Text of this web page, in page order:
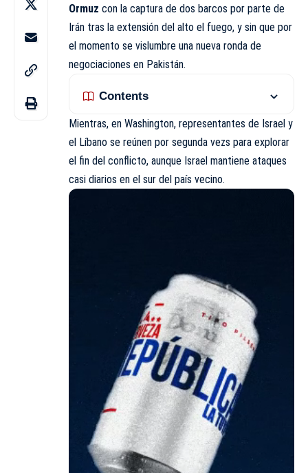
Ormuz con la captura de dos barcos por parte de
Irán tras la extensión del alto el fuego, y sin que por
el momento se vislumbre una nueva ronda de
negociaciones en Pakistán.
Contents
Mientras, en Washington, representantes de Israel y
el Líbano se reúnen por segunda vezs para explorar
el fin del conflicto, aunque Israel mantiene ataques
casi diarios en el sur del país vecino.